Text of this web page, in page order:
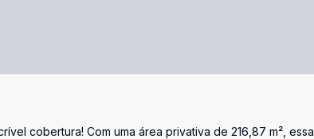
cobertura! Com uma área privativa de 216,87 m², essa